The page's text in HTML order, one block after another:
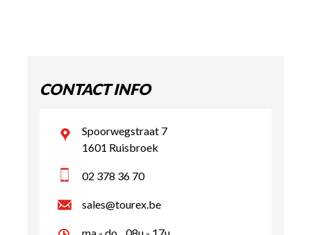
CONTACT INFO
Spoorwegstraat 7
1601 Ruisbroek
02 378 36 70
sales@tourex.be